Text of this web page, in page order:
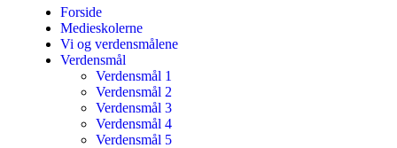
Forside
Medieskolerne
Vi og verdensmålene
Verdensmål
Verdensmål 1
Verdensmål 2
Verdensmål 3
Verdensmål 4
Verdensmål 5